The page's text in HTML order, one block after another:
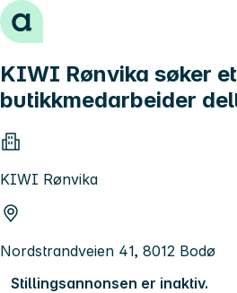
Hopp til innhold
KIWI Rønvika søker
butikkmedarbeider
KIWI Rønvika
Nordstrandveien 41, 8012 Bodø
Stillingsannonsen er inaktiv.